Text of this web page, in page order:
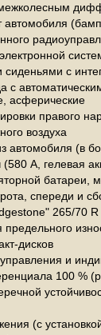
автомобиля
с
с
асферические
правого
воздуха
автомобиля (в
A, гелевая
батареи,
спереди и
265/70 R
дисков
и
100 %
(с